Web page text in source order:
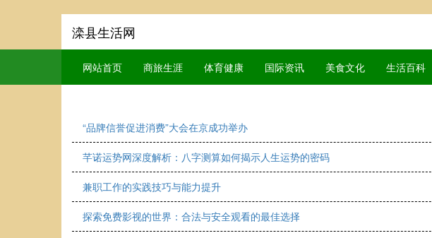
滦县生活网
网站首页 商旅生涯 体育健康 国际资讯 美食文化 生活百科
“品牌信誉促进消费”大会在京成功举办
芊诺运势网深度解析：八字测算如何揭示人生运势的密码
兼职工作的实践技巧与能力提升
探索免费影视的世界：合法与安全观看的最佳选择